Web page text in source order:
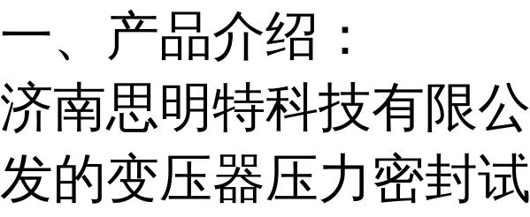
一、产品介绍：
济南思明特科技有限
发的变压器压力密封